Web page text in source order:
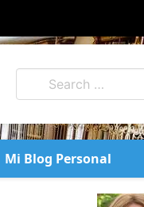
Mi Blog Personal